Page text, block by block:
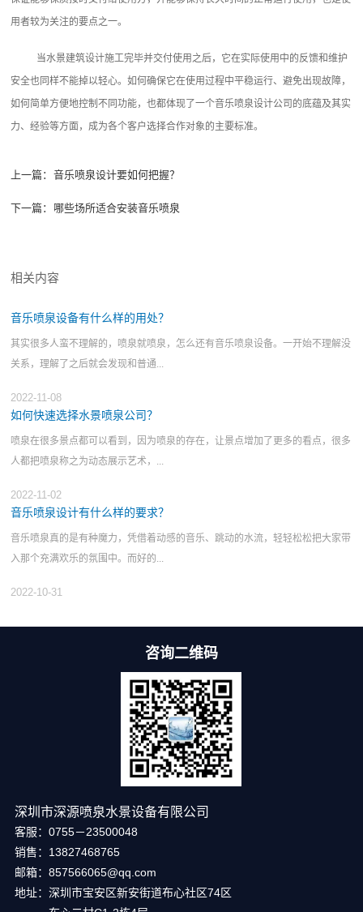
用者较为关注的要点之一。
当水景建筑设计施工完毕并交付使用之后，它在实际使用中的反馈和维护
安全也同样不能掉以轻心。如何确保它在使用过程中平稳运行、避免出现故障，
如何简单方便地控制不同功能，也都体现了一个音乐喷泉设计公司的底蕴及其实
力、经验等方面，成为各个客户选择合作对象的主要标准。
上一篇： 音乐喷泉设计要如何把握？
下一篇： 哪些场所适合安装音乐喷泉
相关内容
音乐喷泉设备有什么样的用处？
其实很多人蛮不理解的，喷泉就喷泉，怎么还有音乐喷泉设备。一开始不理解没
关系，理解了之后就会发现和普通...
2022-11-08
如何快速选择水景喷泉公司？
喷泉在很多景点都可以看到，因为喷泉的存在，让景点增加了更多的看点，很多
人都把喷泉称之为动态展示艺术，...
2022-11-02
音乐喷泉设计有什么样的要求？
音乐喷泉真的是有种魔力，凭借着动感的音乐、跳动的水流，轻轻松松把大家带
入那个充满欢乐的氛围中。而好的...
2022-10-31
咨询二维码
深圳市深源喷泉水景设备有限公司
客服：0755－23500048
销售：13827468765
邮箱：857566065@qq.com
地址：深圳市宝安区新安街道布心社区74区